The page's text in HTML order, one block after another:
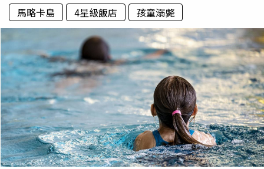
馬略卡島 4星級飯店 孩童溺斃